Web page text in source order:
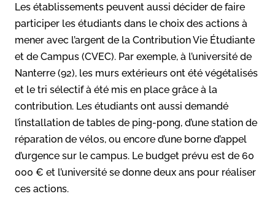
Les établissements peuvent aussi décider de faire
participer les étudiants dans le choix des actions à
mener avec l’argent de la Contribution Vie Étudiante
et de Campus (CVEC). Par exemple, à l’université de
Nanterre (92), les murs extérieurs ont été végétalisés
et le tri sélectif à été mis en place grâce à la
contribution. Les étudiants ont aussi demandé
l’installation de tables de ping-pong, d’une station de
réparation de vélos, ou encore d’une borne d’appel
d’urgence sur le campus. Le budget prévu est de 60
000 € et l’université se donne deux ans pour réaliser
ces actions.